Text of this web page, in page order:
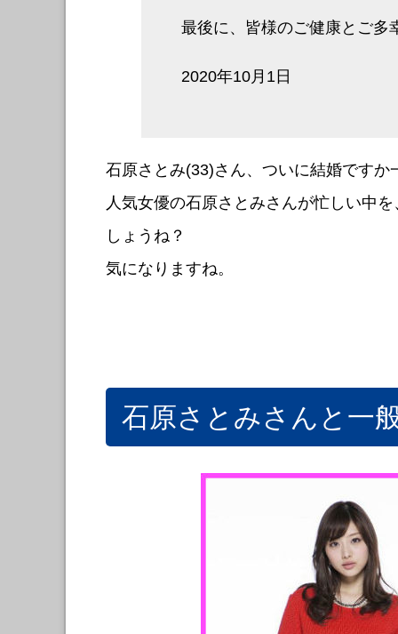
最後に、皆様のご健康とご多
2020年10月1日
石原さとみ(33)さん、ついに結婚ですか
人気女優の石原さとみさんが忙しい中
しょうね？
気になりますね。
石原さとみさんと一